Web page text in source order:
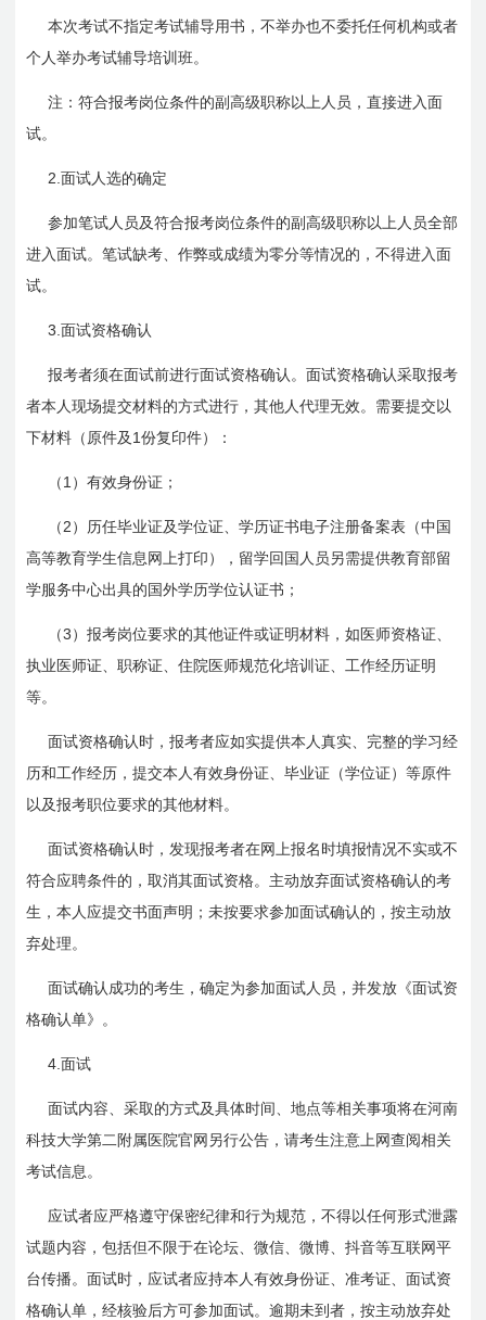
本次考试不指定考试辅导用书，不举办也不委托任何机构或者
个人举办考试辅导培训班。
注：符合报考岗位条件的副高级职称以上人员，直接进入面
试。
2.面试人选的确定
参加笔试人员及符合报考岗位条件的副高级职称以上人员全部
进入面试。笔试缺考、作弊或成绩为零分等情况的，不得进入面
试。
3.面试资格确认
报考者须在面试前进行面试资格确认。面试资格确认采取报考
者本人现场提交材料的方式进行，其他人代理无效。需要提交以
下材料（原件及 1份复印件）：
（ 1 ）有效身份证；
（ 2 ）历任毕业证及学位证、学历证书电子注册备案表（中国
高等教育学生信息网上打印），留学回国人员另需提供教育部留
学服务中心出具的国外学历学位认证书；
（3 ）报考岗位要求的其他证件或证明材料，如医师资格证、
执业医师证、职称证、住院医师规范化培训证、工作经历证明
等。
面试资格确认时，报考者应如实提供本人真实、完整的学习经
历和工作经历，提交本人有效身份证、毕业证（学位证）等原件
以及报考职位要求的其他材料。
面试资格确认时，发现报考者在网上报名时填报情况不实或不
符合应聘条件的，取消其面试资格。主动放弃面试资格确认的考
生，本人应提交书面声明；未按要求参加面试确认的，按主动放
弃处理。
面试确认成功的考生，确定为参加面试人员，并发放《面试资
格确认单》。
4.面试
面试内容、采取的方式及具体时间、地点等相关事项将在河南
科技大学第二附属医院官网另行公告，请考生注意上网查阅相关
考试信息。
应试者应严格遵守保密纪律和行为规范，不得以任何形式泄露
试题内容，包括但不限于在论坛、微信、微博、抖音等互联网平
台传播。面试时，应试者应持本人有效身份证、准考证、面试资
格确认单，经核验后方可参加面试。逾期未到者，按主动放弃处